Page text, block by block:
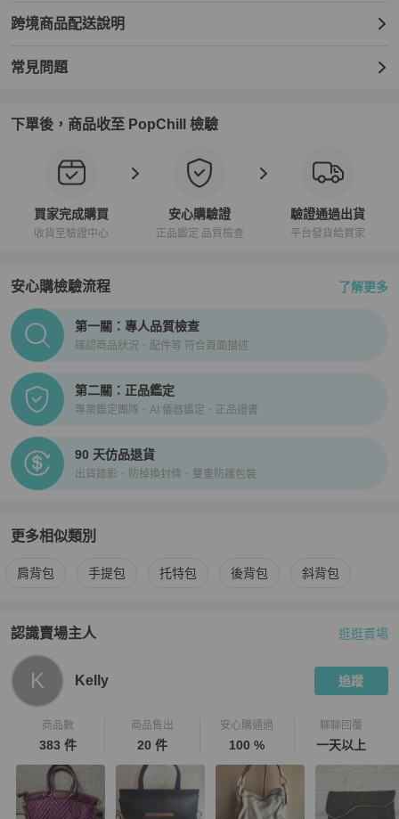
跨境商品配送說明
常見問題
下單後，商品收至 PopChill 檢驗
買家完成購買
收貨至驗證中心
安心購驗證
正品鑑定 品質檢查
驗證通過出貨
平台發貨給買家
安心購檢驗流程 了解更多
PopChill拍拍圈正品驗證、安心購檢驗流程介紹
第一關：專人品質檢查
確認商品狀況、配件等 符合頁面描述
第二關：正品鑑定
專業鑑定團隊、AI 儀器鑑定、正品證書
90 天仿品退貨
出貨錄影、防掉換封條、雙重防護包裝
更多相似類別
更多Alexander Wang 女包相似商品推薦
肩背包 手提包 托特包 後背包 斜背包
認識賣場主人
PopChill 拍拍圈嚴選賣家
逛逛賣場
K Kelly 追蹤
商品數
383 件
商品售出
20 件
安心購通過
100 %
聊聊回覆
一天以上